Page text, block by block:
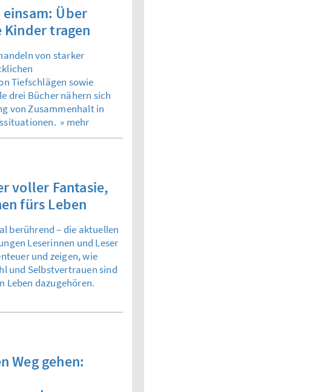
Über
Kinder tragen
von starker
Tiefschlägen sowie
drei Bücher nähern sich
von Zusammenhalt in
» mehr
voller Fantasie,
fürs Leben
berührend – die aktuellen
Leserinnen und Leser
und zeigen, wie
und Selbstvertrauen sind
Leben dazugehören.
Weg gehen: